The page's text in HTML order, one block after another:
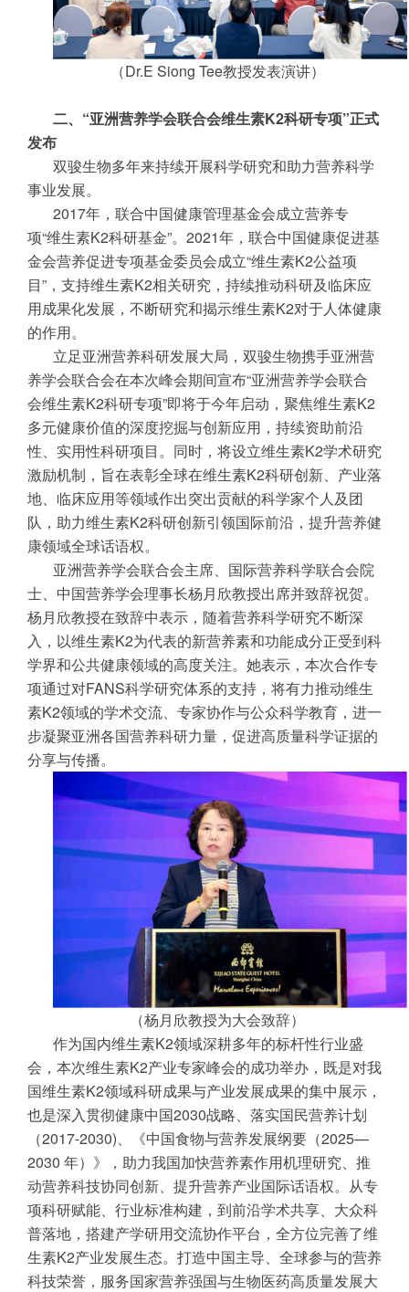
（Dr.E Siong Tee教授发表演讲）
二、“亚洲营养学会联合会维生素K2科研专项”正式
发布
双骏生物多年来持续开展科学研究和助力营养科学
事业发展。
2017年，联合中国健康管理基金会成立营养专
项“维生素K2科研基金”。2021年，联合中国健康促进基
金会营养促进专项基金委员会成立“维生素K2公益项
目”，支持维生素K2相关研究，持续推动科研及临床应
用成果化发展，不断研究和揭示维生素K2对于人体健康
的作用。
立足亚洲营养科研发展大局，双骏生物携手亚洲营
养学会联合会在本次峰会期间宣布“亚洲营养学会联合
会维生素K2科研专项”即将于今年启动，聚焦维生素K2
多元健康价值的深度挖掘与创新应用，持续资助前沿
性、实用性科研项目。同时，将设立维生素K2学术研究
激励机制，旨在表彰全球在维生素K2科研创新、产业落
地、临床应用等领域作出突出贡献的科学家个人及团
队，助力维生素K2科研创新引领国际前沿，提升营养健
康领域全球话语权。
亚洲营养学会联合会主席、国际营养科学联合会院
士、中国营养学会理事长杨月欣教授出席并致辞祝贺。
杨月欣教授在致辞中表示，随着营养科学研究不断深
入，以维生素K2为代表的新营养素和功能成分正受到科
学界和公共健康领域的高度关注。她表示，本次合作专
项通过对FANS科学研究体系的支持，将有力推动维生
素K2领域的学术交流、专家协作与公众科学教育，进一
步凝聚亚洲各国营养科研力量，促进高质量科学证据的
分享与传播。
（杨月欣教授为大会致辞）
作为国内维生素K2领域深耕多年的标杆性行业盛
会，本次维生素K2产业专家峰会的成功举办，既是对我
国维生素K2领域科研成果与产业发展成果的集中展示，
也是深入贯彻健康中国2030战略、落实国民营养计划
（2017-2030)、《中国食物与营养发展纲要（2025—
2030 年）》，助力我国加快营养素作用机理研究、推
动营养科技协同创新、提升营养产业国际话语权。从专
项科研赋能、行业标准构建，到前沿学术共享、大众科
普落地，搭建产学研用交流协作平台，全方位完善了维
生素K2产业发展生态。打造中国主导、全球参与的营养
科技荣誉，服务国家营养强国与生物医药高质量发展大